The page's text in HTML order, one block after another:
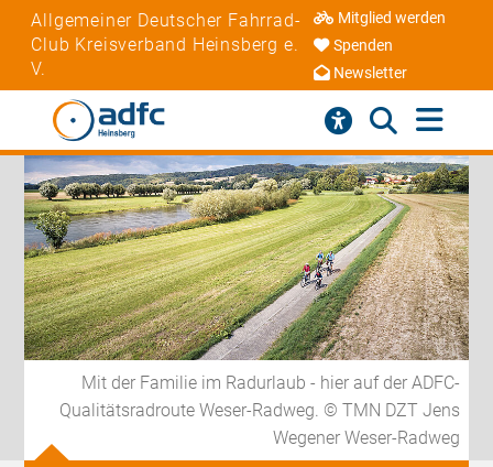
Allgemeiner Deutscher Fahrrad-
Club Kreisverband Heinsberg e.
V.
Mitglied werden
Spenden
Newsletter
Mit der Familie im Radurlaub - hier auf der ADFC-
Qualitätsradroute Weser-Radweg. © TMN DZT Jens
Wegener Weser-Radweg